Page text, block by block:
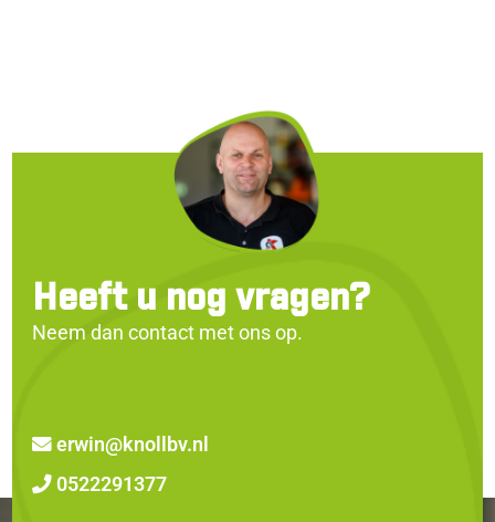
Heeft u nog vragen?
Neem dan contact met ons op.
erwin@knollbv.nl
0522291377